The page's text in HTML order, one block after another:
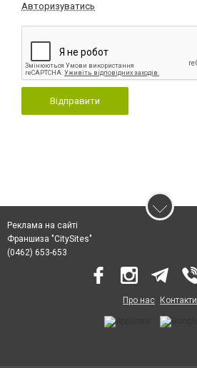
Авторизуватись
Відправити
Реклама на сайті
Франшиза "CitySites"
(0462) 653-653
Про нас Контакти